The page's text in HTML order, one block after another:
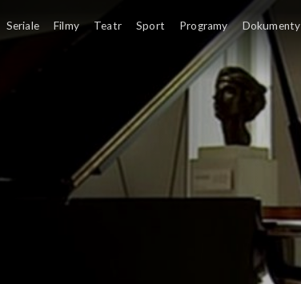
Seriale Filmy Teatr Sport Programy Dokumenty